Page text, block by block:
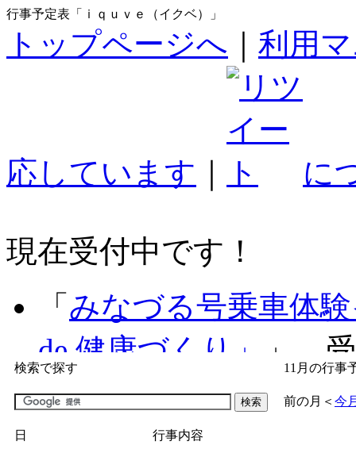
行事予定表「ｉｑｕｖｅ（イクベ）」
トップページへ 利用
応しています に
現在受付中です！
「 みなづる号乗車体
de 健康づくり」
」 受
「子育て交流広場「
間：2026/07/09～
検索で探す 11月の行事
前の月 ＜ 今
日 行事内容